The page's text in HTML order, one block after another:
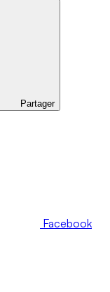
Partager
Facebook